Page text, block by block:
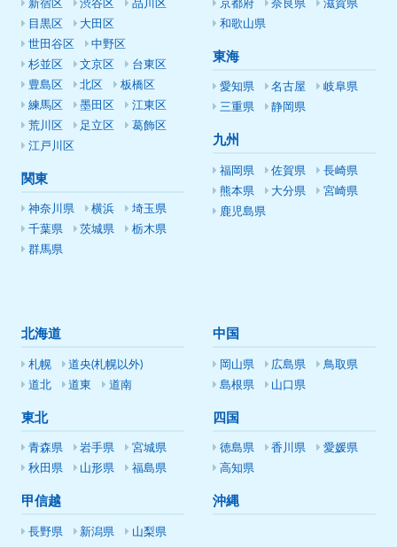
新宿区
渋谷区
品川区
目黒区
大田区
世田谷区
中野区
杉並区
文京区
台東区
豊島区
北区
板橋区
練馬区
墨田区
江東区
荒川区
足立区
葛飾区
江戸川区
関東
神奈川県 横浜
埼玉県
千葉県
茨城県
栃木県
群馬県
京都府
奈良県
滋賀県
和歌山県
東海
愛知県 名古屋
岐阜県
三重県
静岡県
九州
福岡県 佐賀県
長崎県
熊本県
大分県
宮崎県
鹿児島県
北海道
札幌
道央(札幌以外)
道北
道東 道南
東北
青森県 岩手県
宮城県
秋田県
山形県 福島県
甲信越
長野県 新潟県 山梨県
中国
岡山県 広島県
鳥取県
島根県
山口県
四国
徳島県 香川県
愛媛県
高知県
沖縄